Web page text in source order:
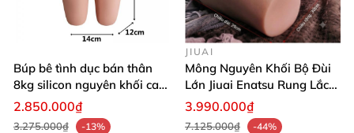
Búp bê tình dục bán thân
8kg silicon nguyên khối cao
cấp
2.850.000₫
3.275.000₫
-13%
JIUAI
Mông Nguyên Khối Bộ Đùi
Lớn Jiuai Enatsu Rung Lắc
Siêu Thật
3.990.000₫
7.125.000₫
-44%